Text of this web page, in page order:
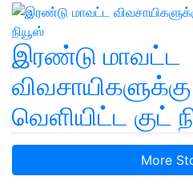
இரண்டு மாவட்ட
வெளியிட்ட குட்
More